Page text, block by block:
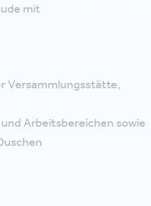
mit
Versammlungsstätte,
Arbeitsbereichen sowie